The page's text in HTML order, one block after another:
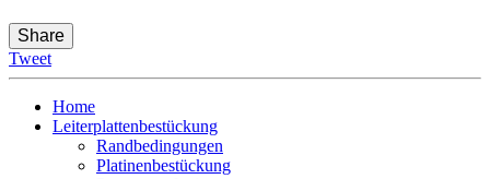
Share
Tweet
Home
Leiterplattenbestückung
Randbedingungen
Platinenbestückung